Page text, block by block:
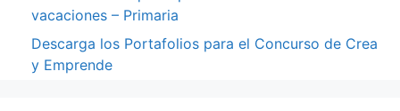
vacaciones – Primaria
Descarga los Portafolios para el Concurso de Crea
y Emprende